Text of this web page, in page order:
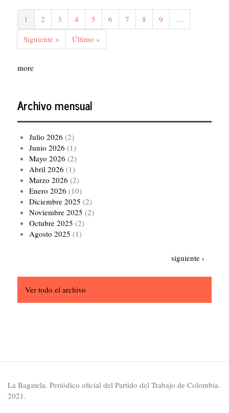
Paginación
Página
actual
1 Página
2 Página
3 Página
4 Página
5 Página
6 Página
7 Página
8 Página
9
…
Siguiente
página
Siguiente >
Última
página
Último »
more
Archivo mensual
Julio 2026 (2)
Junio 2026 (1)
Mayo 2026 (2)
Abril 2026 (1)
Marzo 2026 (2)
Enero 2026 (10)
Diciembre 2025 (2)
Noviembre 2025 (2)
Octubre 2025 (2)
Agosto 2025 (1)
Siguiente
siguiente ›
Ver todo el archivo
La Bagatela. Periódico oficial del Partido del Trabajo de Colombia.
2021.